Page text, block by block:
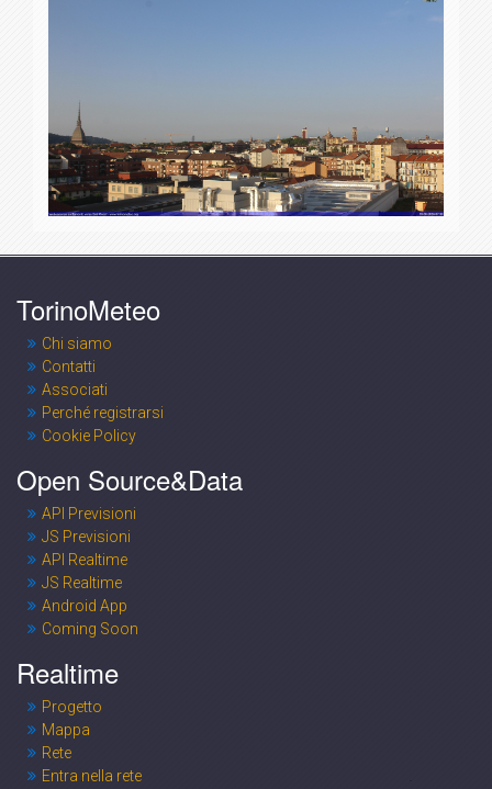
TorinoMeteo
Chi siamo
Contatti
Associati
Perché registrarsi
Cookie Policy
Open Source&Data
API Previsioni
JS Previsioni
API Realtime
JS Realtime
Android App
Coming Soon
Realtime
Progetto
Mappa
Rete
Entra nella rete